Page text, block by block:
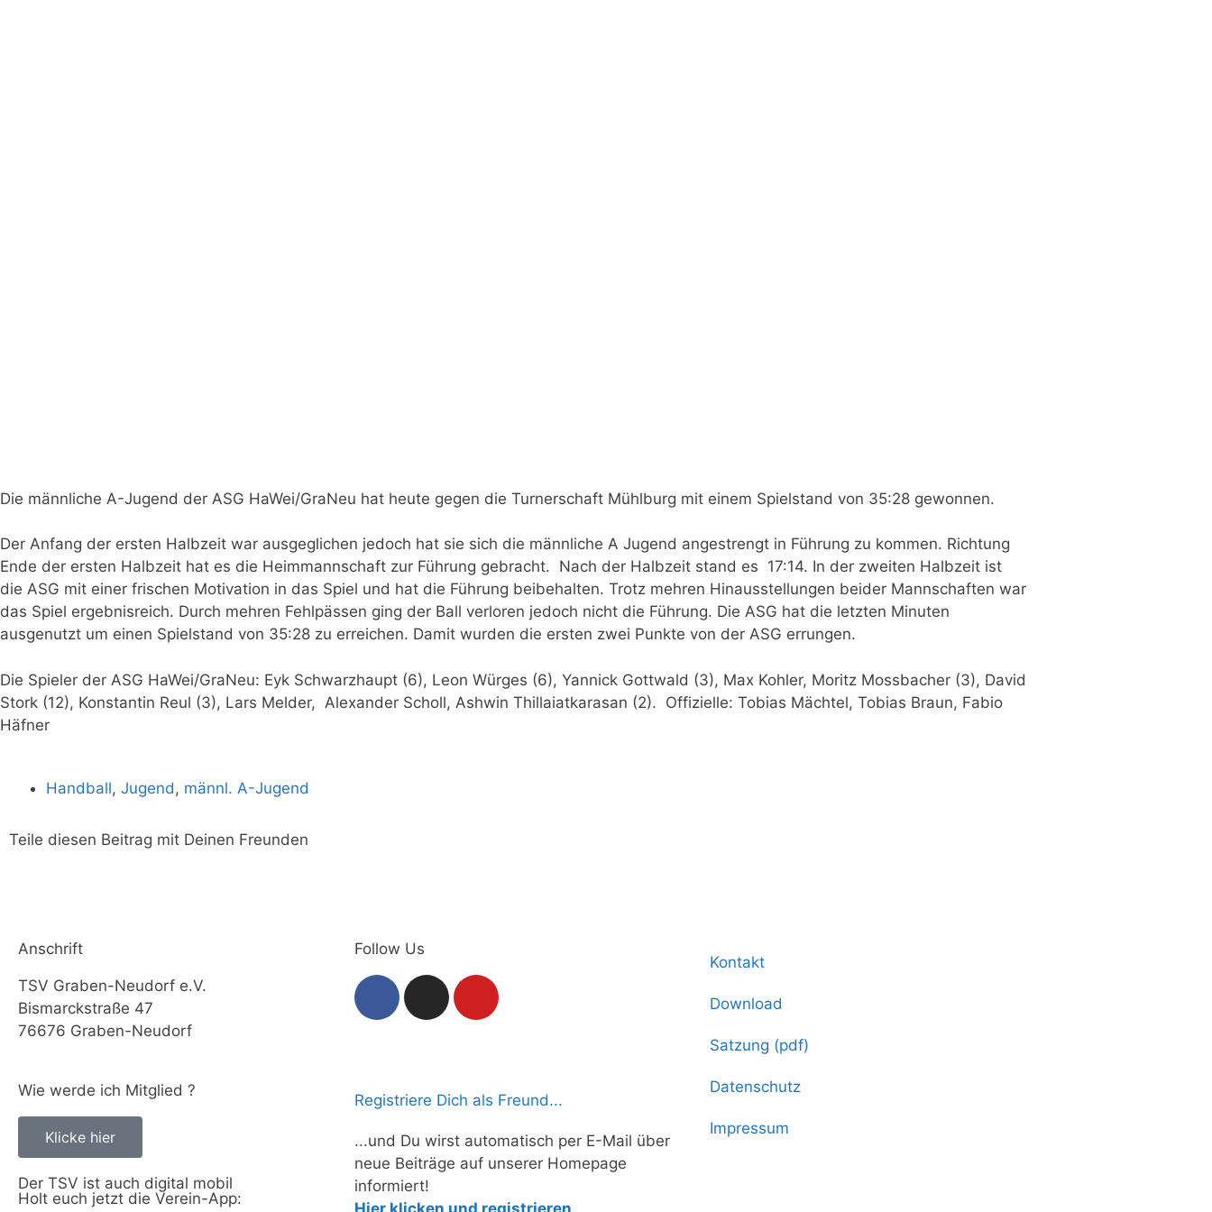
Die männliche A-Jugend der ASG HaWei/GraNeu hat heute gegen die Turnerschaft Mühlburg mit einem Spielstand von 35:28 gewonnen.
Der Anfang der ersten Halbzeit war ausgeglichen jedoch hat sie sich die männliche A Jugend angestrengt in Führung zu kommen. Richtung
Ende der ersten Halbzeit hat es die Heimmannschaft zur Führung gebracht. Nach der Halbzeit stand es 17:14. In der zweiten Halbzeit ist
die ASG mit einer frischen Motivation in das Spiel und hat die Führung beibehalten. Trotz mehren Hinausstellungen beider Mannschaften war
das Spiel ergebnisreich. Durch mehren Fehlpässen ging der Ball verloren jedoch nicht die Führung. Die ASG hat die letzten Minuten
ausgenutzt um einen Spielstand von 35:28 zu erreichen. Damit wurden die ersten zwei Punkte von der ASG errungen.
Die Spieler der ASG HaWei/GraNeu: Eyk Schwarzhaupt (6), Leon Würges (6), Yannick Gottwald (3), Max Kohler, Moritz Mossbacher (3), David
Stork (12), Konstantin Reul (3), Lars Melder, Alexander Scholl, Ashwin Thillaiatkarasan (2). Offizielle: Tobias Mächtel, Tobias Braun, Fabio
Häfner
Handball, Jugend, männl. A-Jugend
Teile diesen Beitrag mit Deinen Freunden
Anschrift
TSV Graben-Neudorf e.V.
Bismarckstraße 47
76676 Graben-Neudorf
Wie werde ich Mitglied ?
Klicke hier
Der TSV ist auch digital mobil
Holt euch jetzt die Verein-App:
Follow Us
Registriere Dich als Freund...
...und Du wirst automatisch per E-Mail über
neue Beiträge auf unserer Homepage
informiert!
Hier klicken und registrieren
Kontakt
Download
Satzung (pdf)
Datenschutz
Impressum